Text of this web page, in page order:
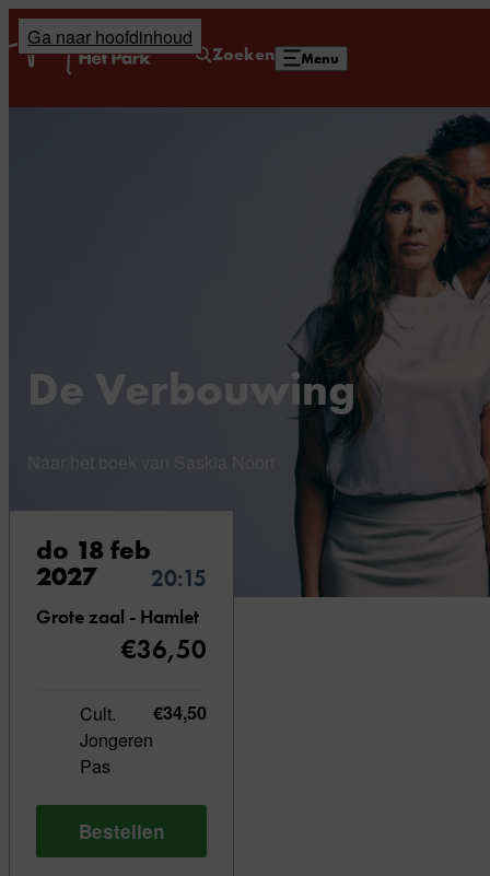
Ga naar hoofdinhoud
Zoeken Menu
Home
De Verbouwing
do 18 feb
2027 20:15
Grote zaal - Hamlet
€36,50
Cult.
Jongeren
Pas
€34,50
Bestellen